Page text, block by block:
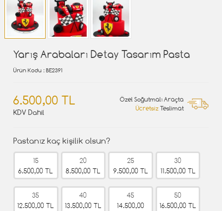
Yarış Arabaları Detay Tasarım Pasta
Ürün Kodu : BE2391
6.500,00 TL
KDV Dahil
Özel Soğutmalı Araçta
Ücretsiz Teslimat
Pastanız kaç kişilik olsun?
15
6.500,00 TL
20
8.500,00 TL
25
9.500,00 TL
30
11.500,00 TL
35
12.500,00 TL
40
13.500,00 TL
45
14.500,00
50
16.500,00 TL